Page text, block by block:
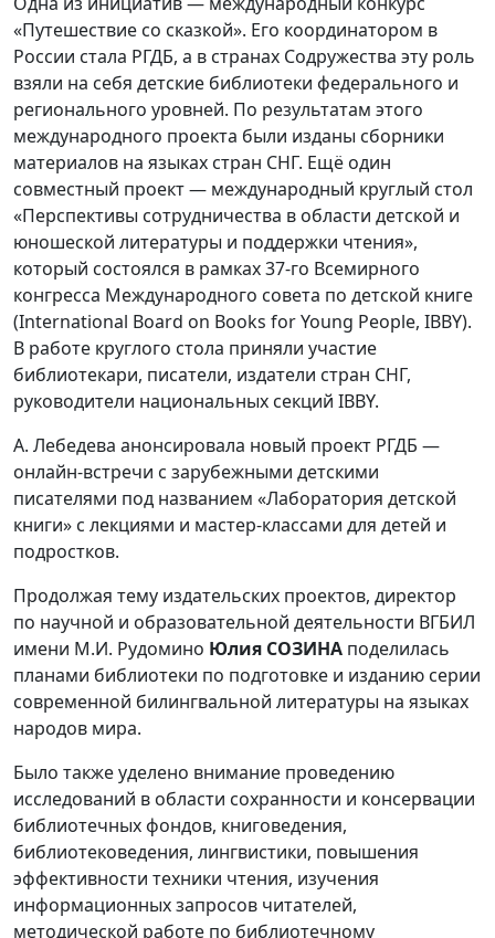
«Путешествие со сказкой». Его координатором в
России стала РГДБ, а в странах Содружества эту роль
взяли на себя детские библиотеки федерального и
регионального уровней. По результатам этого
международного проекта были изданы сборники
материалов на языках стран СНГ. Ещё один
совместный проект — международный круглый стол
«Перспективы сотрудничества в области детской и
юношеской литературы и поддержки чтения»,
который состоялся в рамках 37-го Всемирного
конгресса Международного совета по детской книге
(International Board on Books for Young People, IBBY).
В работе круглого стола приняли участие
библиотекари, писатели, издатели стран СНГ,
руководители национальных секций IBBY.
А. Лебедева анонсировала новый проект РГДБ —
онлайн-встречи с зарубежными детскими
писателями под названием «Лаборатория детской
книги» с лекциями и мастер-классами для детей и
подростков.
Продолжая тему издательских проектов, директор
по научной и образовательной деятельности ВГБИЛ
имени М.И. Рудомино Юлия СОЗИНА поделилась
планами библиотеки по подготовке и изданию серии
современной билингвальной литературы на языках
народов мира.
Было также уделено внимание проведению
исследований в области сохранности и консервации
библиотечных фондов, книговедения,
библиотековедения, лингвистики, повышения
эффективности техники чтения, изучения
информационных запросов читателей,
методической работе по библиотечному